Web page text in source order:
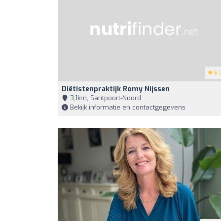
5
Diëtistenpraktijk Romy Nijssen
3,1km, Santpoort-Noord
Bekijk informatie en contactgegevens